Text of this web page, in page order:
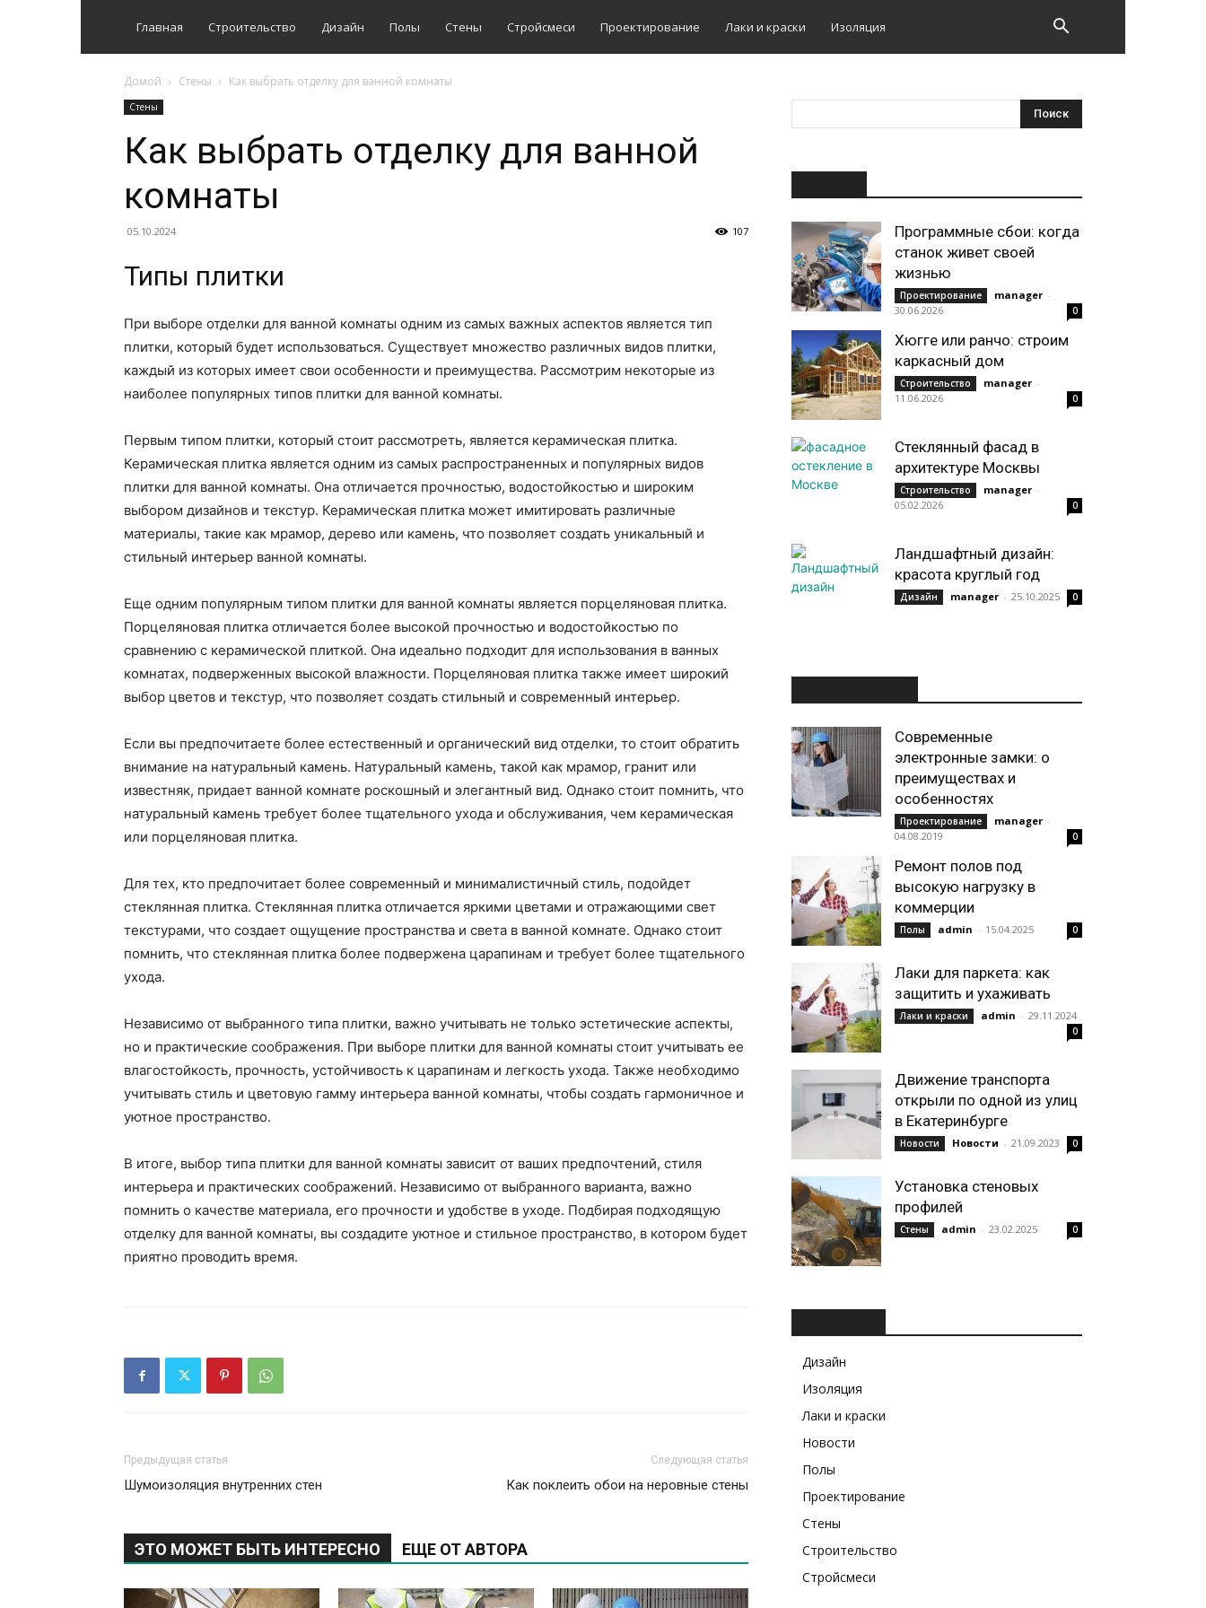
Главная Строительство Дизайн Полы Стены Стройсмеси Проектирование Лаки и краски Изоляция
Домой Стены Как выбрать отделку для ванной комнаты
Стены
Как выбрать отделку для ванной
комнаты
05.10.2024 107
Типы плитки
При выборе отделки для ванной комнаты одним из самых важных аспектов является тип
плитки, который будет использоваться. Существует множество различных видов плитки,
каждый из которых имеет свои особенности и преимущества. Рассмотрим некоторые из
наиболее популярных типов плитки для ванной комнаты.
Первым типом плитки, который стоит рассмотреть, является керамическая плитка.
Керамическая плитка является одним из самых распространенных и популярных видов
плитки для ванной комнаты. Она отличается прочностью, водостойкостью и широким
выбором дизайнов и текстур. Керамическая плитка может имитировать различные
материалы, такие как мрамор, дерево или камень, что позволяет создать уникальный и
стильный интерьер ванной комнаты.
Еще одним популярным типом плитки для ванной комнаты является порцеляновая плитка.
Порцеляновая плитка отличается более высокой прочностью и водостойкостью по
сравнению с керамической плиткой. Она идеально подходит для использования в ванных
комнатах, подверженных высокой влажности. Порцеляновая плитка также имеет широкий
выбор цветов и текстур, что позволяет создать стильный и современный интерьер.
Если вы предпочитаете более естественный и органический вид отделки, то стоит обратить
внимание на натуральный камень. Натуральный камень, такой как мрамор, гранит или
известняк, придает ванной комнате роскошный и элегантный вид. Однако стоит помнить, что
натуральный камень требует более тщательного ухода и обслуживания, чем керамическая
или порцеляновая плитка.
Для тех, кто предпочитает более современный и минималистичный стиль, подойдет
стеклянная плитка. Стеклянная плитка отличается яркими цветами и отражающими свет
текстурами, что создает ощущение пространства и света в ванной комнате. Однако стоит
помнить, что стеклянная плитка более подвержена царапинам и требует более тщательного
ухода.
Независимо от выбранного типа плитки, важно учитывать не только эстетические аспекты,
но и практические соображения. При выборе плитки для ванной комнаты стоит учитывать ее
влагостойкость, прочность, устойчивость к царапинам и легкость ухода. Также необходимо
учитывать стиль и цветовую гамму интерьера ванной комнаты, чтобы создать гармоничное и
уютное пространство.
В итоге, выбор типа плитки для ванной комнаты зависит от ваших предпочтений, стиля
интерьера и практических соображений. Независимо от выбранного варианта, важно
помнить о качестве материала, его прочности и удобстве в уходе. Подбирая подходящую
отделку для ванной комнаты, вы создадите уютное и стильное пространство, в котором будет
приятно проводить время.
Предыдущая статья
Шумоизоляция внутренних стен
Следующая статья
Как поклеить обои на неровные стены
ЭТО МОЖЕТ БЫТЬ ИНТЕРЕСНО ЕЩЕ ОТ АВТОРА
Программные сбои: когда
станок живет своей
жизнью
Проектирование manager -
30.06.2026
0
Хюгге или ранчо: строим
каркасный дом
Строительство manager -
11.06.2026
0
Стеклянный фасад в
архитектуре Москвы
Строительство manager -
05.02.2026
0
Ландшафтный дизайн:
красота круглый год
Дизайн manager - 25.10.2025 0
Современные
электронные замки: о
преимуществах и
особенностях
Проектирование manager -
04.08.2019
0
Ремонт полов под
высокую нагрузку в
коммерции
Полы admin - 15.04.2025 0
Лаки для паркета: как
защитить и ухаживать
Лаки и краски admin - 29.11.2024
0
Движение транспорта
открыли по одной из улиц
в Екатеринбурге
Новости Новости - 21.09.2023 0
Установка стеновых
профилей
Стены admin - 23.02.2025 0
Дизайн
Изоляция
Лаки и краски
Новости
Полы
Проектирование
Стены
Строительство
Стройсмеси